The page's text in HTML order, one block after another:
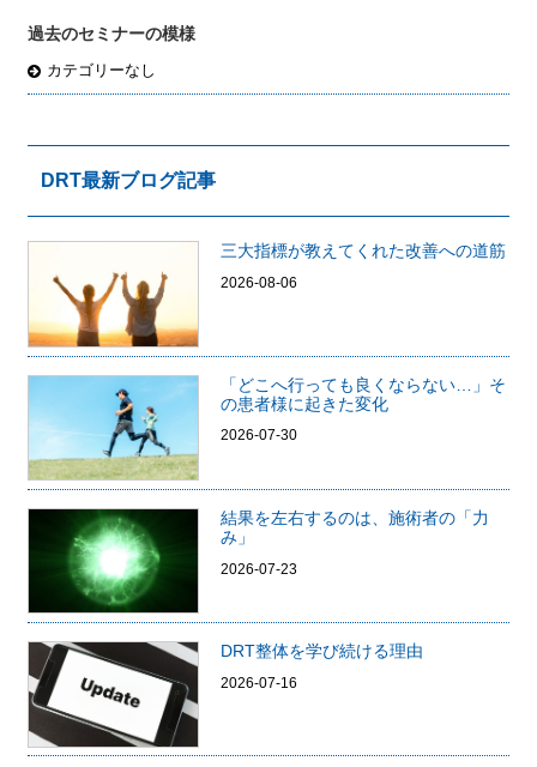
過去のセミナーの模様
カテゴリーなし
DRT最新ブログ記事
三大指標が教えてくれた改善への道筋
2026-08-06
「どこへ行っても良くならない…」そ
の患者様に起きた変化
2026-07-30
結果を左右するのは、施術者の「力
み」
2026-07-23
DRT整体を学び続ける理由
2026-07-16